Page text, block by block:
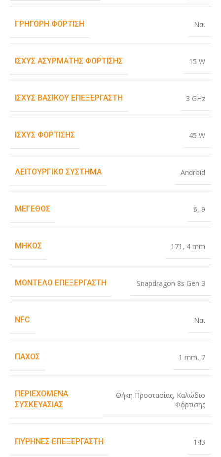
ΓΡΉΓΟΡΗ ΦΌΡΤΙΣΗ Ναι
ΙΣΧΎΣ ΑΣΎΡΜΑΤΗΣ ΦΌΡΤΙΣΗΣ 15 W
ΙΣΧΎΣ ΒΑΣΙΚΟΎ ΕΠΕΞΕΡΓΑΣΤΉ 3 GHz
ΙΣΧΎΣ ΦΌΡΤΙΣΗΣ 45 W
ΛΕΙΤΟΥΡΓΙΚΌ ΣΎΣΤΗΜΑ Android
ΜΈΓΕΘΟΣ 6, 9
ΜΉΚΟΣ 171 , 4 mm
ΜΟΝΤΈΛΟ ΕΠΕΞΕΡΓΑΣΤΉ Snapdragon 8s Gen 3
NFC Ναι
ΠΆΧΟΣ 1 mm, 7
ΠΕΡΙΕΧΌΜΕΝΑ
ΣΥΣΚΕΥΑΣΊΑΣ
Θήκη Προστασίας, Καλώδιο
Φόρτισης
ΠΥΡΉΝΕΣ ΕΠΕΞΕΡΓΑΣΤΉ 143